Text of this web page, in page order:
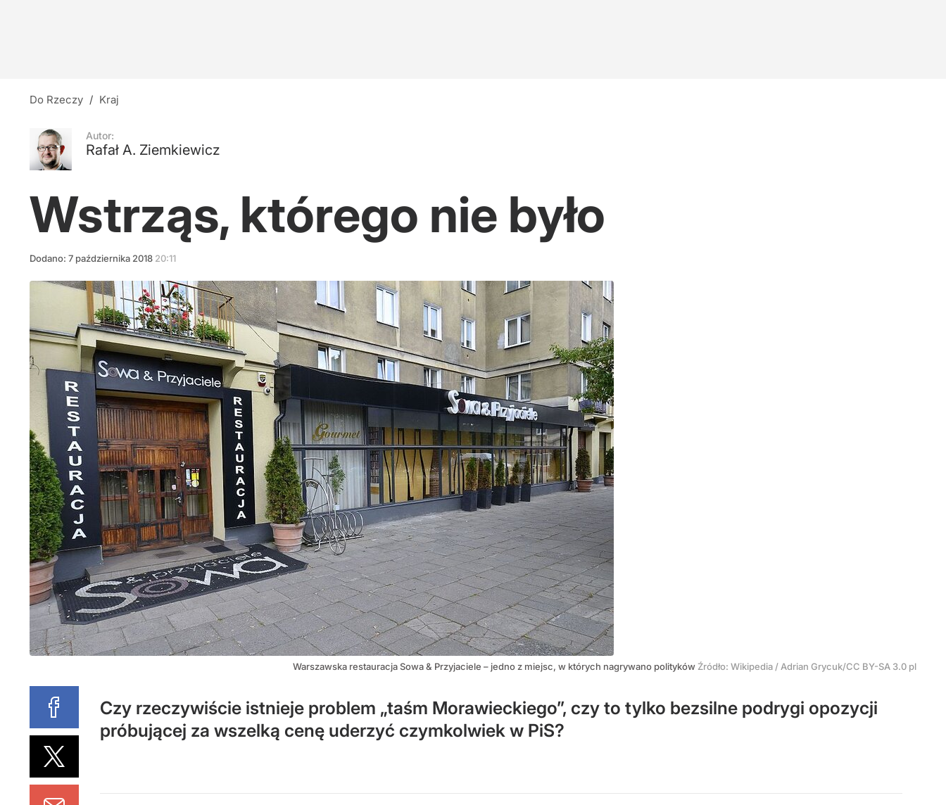
Kogo popychali lekarze?
7
Do Rzeczy / Kraj
Autor:
Rafał A. Ziemkiewicz
Wstrząs, którego nie było
Dodano: 7 października 2018 20:11
Warszawska restauracja Sowa & Przyjaciele – jedno z miejsc, w których nagrywano polityków Źródło: Wikipedia / Adrian Grycuk/CC BY-SA 3.0 pl
Czy rzeczywiście istnieje problem „taśm Morawieckiego”, czy to tylko bezsilne podrygi opozycji
próbującej za wszelką cenę uderzyć czymkolwiek w PiS?